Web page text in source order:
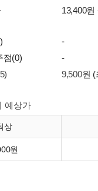
13,400원
-
점(0)
-
9,500원 (
예상가
상
원